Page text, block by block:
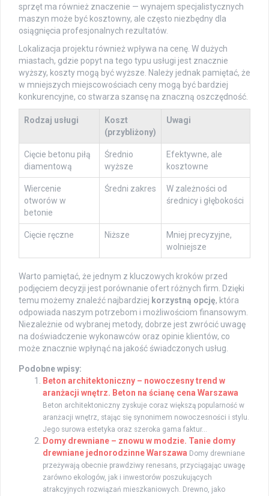
sprzęt ma również znaczenie — wynajem specjalistycznych
maszyn może być kosztowny, ale często niezbędny dla
osiągnięcia profesjonalnych rezultatów.
Lokalizacja projektu również wpływa na cenę. W dużych
miastach, gdzie popyt na tego typu usługi jest znacznie
wyższy, koszty mogą być wyższe. Należy jednak pamiętać, że
w mniejszych miejscowościach ceny mogą być bardziej
konkurencyjne, co stwarza szansę na znaczną oszczędność.
Rodzaj usługi
Koszt
(przybliżony)
Uwagi
Cięcie betonu piłą
diamentową
Średnio
wyższe
Efektywne, ale
kosztowne
Wiercenie
otworów w
betonie
Średni zakres
W zależności od
średnicy i głębokości
Cięcie ręczne Niższe
Mniej precyzyjne,
wolniejsze
Warto pamiętać, że jednym z kluczowych kroków przed
podjęciem decyzji jest porównanie ofert różnych firm. Dzięki
temu możemy znaleźć najbardziej korzystną opcję, która
odpowiada naszym potrzebom i możliwościom finansowym.
Niezależnie od wybranej metody, dobrze jest zwrócić uwagę
na doświadczenie wykonawców oraz opinie klientów, co
może znacznie wpłynąć na jakość świadczonych usług.
Podobne wpisy:
Beton architektoniczny – nowoczesny trend w
aranżacji wnętrz. Beton na ścianę cena Warszawa
Beton architektoniczny zyskuje coraz większą popularność w
aranżacji wnętrz, stając się synonimem nowoczesności i stylu.
Jego surowa estetyka oraz szeroka gama faktur...
Domy drewniane – znowu w modzie. Tanie domy
drewniane jednorodzinne Warszawa Domy drewniane
przeżywają obecnie prawdziwy renesans, przyciągając uwagę
zarówno ekologów, jak i inwestorów poszukujących
atrakcyjnych rozwiązań mieszkaniowych. Drewno, jako